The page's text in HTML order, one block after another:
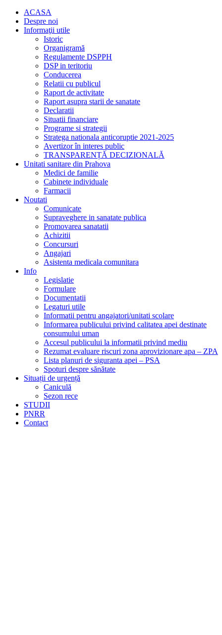
ACASA
Despre noi
Informaţii utile
Istoric
Organigramă
Regulamente DSPPH
DSP in teritoriu
Conducerea
Relatii cu publicul
Raport de activitate
Raport asupra starii de sanatate
Declaratii
Situatii financiare
Programe si strategii
Stratega nationala anticoruptie 2021-2025
Avertizor în interes public
TRANSPARENȚĂ DECIZIONALĂ
Unitati sanitare din Prahova
Medici de familie
Cabinete individuale
Farmacii
Noutati
Comunicate
Supraveghere in sanatate publica
Promovarea sanatatii
Achizitii
Concursuri
Angajari
Asistenta medicala comunitara
Info
Legislatie
Formulare
Documentatii
Legaturi utile
Informatii pentru angajatori/unitati scolare
Informarea publicului privind calitatea apei destinate
consumului uman
Accesul publicului la informatii privind mediu
Rezumat evaluare riscuri zona aprovizionare apa – ZPA
Lista planuri de siguranta apei – PSA
Spoturi despre sănătate
Situații de urgență
Caniculă
Sezon rece
STUDII
PNRR
Contact